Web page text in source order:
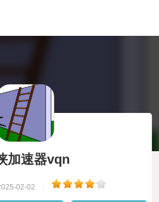
加速器vqn
02-02